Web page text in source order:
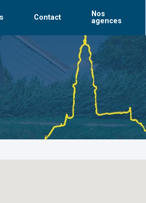
Contact
Nos
agences
Mot de passe oublié